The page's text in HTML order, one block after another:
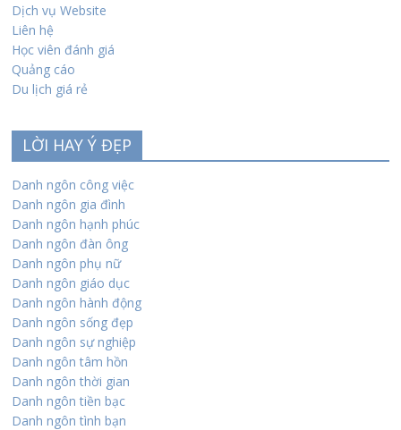
Dịch vụ Website
Liên hệ
Học viên đánh giá
Quảng cáo
Du lịch giá rẻ
LỜI HAY Ý ĐẸP
Danh ngôn công việc
Danh ngôn gia đình
Danh ngôn hạnh phúc
Danh ngôn đàn ông
Danh ngôn phụ nữ
Danh ngôn giáo dục
Danh ngôn hành động
Danh ngôn sống đẹp
Danh ngôn sự nghiệp
Danh ngôn tâm hồn
Danh ngôn thời gian
Danh ngôn tiền bạc
Danh ngôn tình bạn